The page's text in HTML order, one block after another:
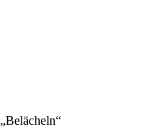
„Belächeln“